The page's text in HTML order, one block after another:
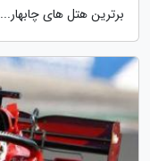
برترین هتل های چابهار...